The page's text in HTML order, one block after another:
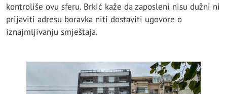
kontroliše ovu sferu. Brkić kaže da zaposleni nisu dužni ni
prijaviti adresu boravka niti dostaviti ugovore o
iznajmljivanju smještaja.